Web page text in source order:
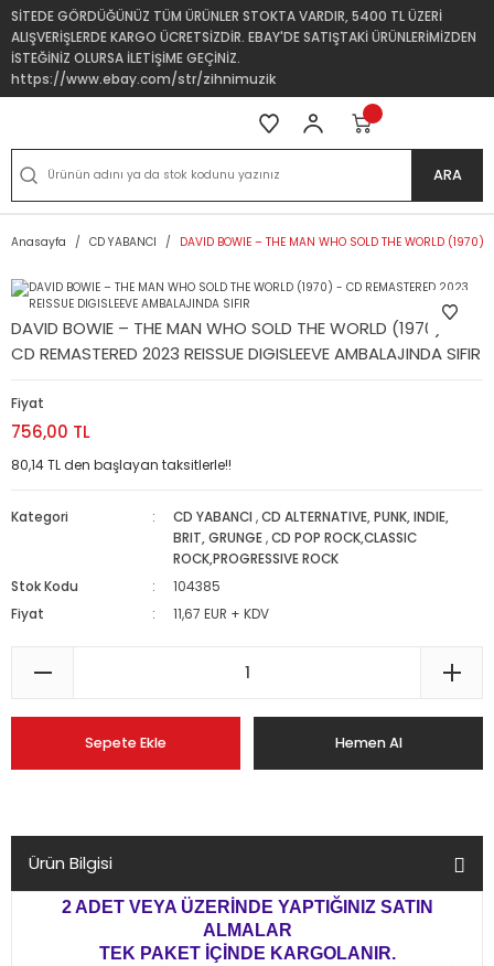
SİTEDE GÖRDÜĞÜNÜZ TÜM ÜRÜNLER STOKTA VARDIR, 5400 TL ÜZERİ
ALIŞVERİŞLERDE KARGO ÜCRETSİZDİR. EBAY'DE SATIŞTAKİ ÜRÜNLERİMİZDEN
İSTEĞİNİZ OLURSA İLETİŞİME GEÇİNİZ.
https://www.ebay.com/str/zihnimuzik
ARA
Anasayfa CD YABANCI DAVID BOWIE – THE MAN WHO SOLD THE WORLD (1970)
DAVID BOWIE – THE MAN WHO SOLD THE WORLD (1970) -
CD REMASTERED 2023 REISSUE DIGISLEEVE AMBALAJINDA SIFIR
Fiyat
756,00 TL
80,14 TL den başlayan taksitlerle!!
Kategori CD YABANCI ,CD ALTERNATIVE, PUNK, INDIE,
BRIT, GRUNGE ,CD POP ROCK,CLASSIC
ROCK,PROGRESSIVE ROCK
Stok Kodu
104385
Fiyat
11,67 EUR + KDV
Sepete Ekle Hemen Al
Ürün Bilgisi
2 ADET VEYA ÜZERİNDE YAPTIĞINIZ SATIN
ALMALAR
TEK PAKET İÇİNDE KARGOLANIR.